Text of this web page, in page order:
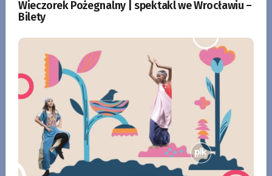
Wieczorek Pożegnalny | spektakl we Wrocławiu –
Bilety